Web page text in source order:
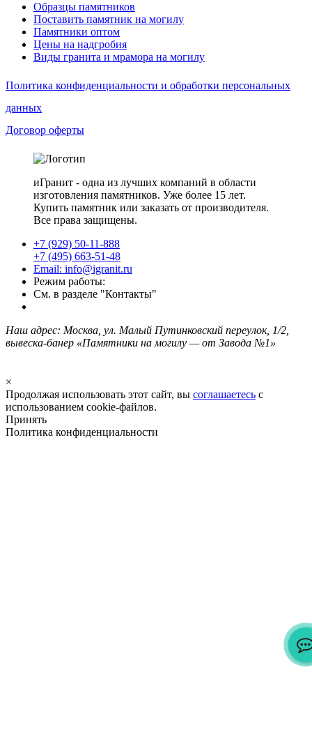
Образцы памятников
Поставить памятник на могилу
Памятники оптом
Цены на надгробия
Виды гранита и мрамора на могилу
Политика конфиденциальности и обработки персональных
данных
Договор оферты
иГранит - одна из лучших компаний в области
изготовления памятников. Уже более 15 лет.
Купить памятник или заказать от производителя.
Все права защищены.
+7 (929) 50-11-888
+7 (495) 663-51-48
Email: info@igranit.ru
Режим работы:
См. в разделе "Контакты"
Наш адрес: Москва, ул. Малый Путинковский переулок, 1/2,
вывеска-банер «Памятники на могилу — от Завода №1»
×
Продолжая использовать этот сайт, вы соглашаетесь с
использованием cookie-файлов.
Принять
Политика конфиденциальности